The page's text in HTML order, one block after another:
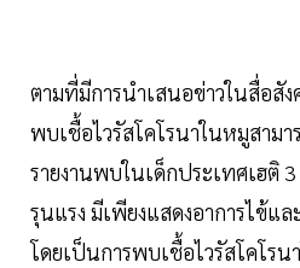
ตามที่มีการนำเสนอข่าวในสื่อสั
พบเชื้อไวรัสโคโรนาในหมูสาม
รายงานพบในเด็กประเทศเฮติ
รุนแรง มีเพียงแสดงอาการไข้แ
โดยเป็นการพบเชื้อไวรัสโคโรน